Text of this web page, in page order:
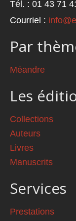
Tél. : 01 43 71
Courriel :
Par
Méandre
Les
Collections
Auteurs
Livres
Manuscrits
Services
Prestations